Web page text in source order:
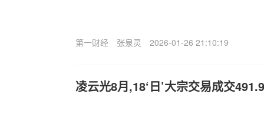
第一财经 张泉灵 2026-01-26 21:10:19
凌云光8月,18‘日’大宗交易成交